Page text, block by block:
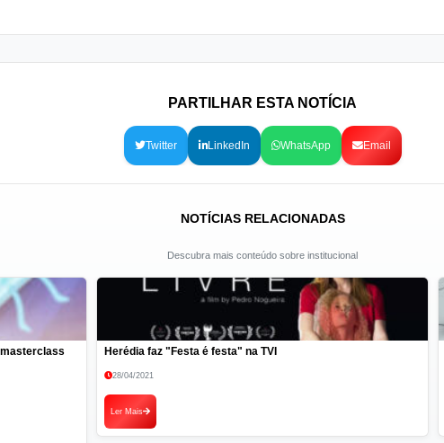
PARTILHAR ESTA NOTÍCIA
Twitter LinkedIn WhatsApp Email
NOTÍCIAS RELACIONADAS
Descubra mais conteúdo sobre institucional
masterclass
Herédia faz "Festa é festa" na TVI
28/04/2021
Ler Mais